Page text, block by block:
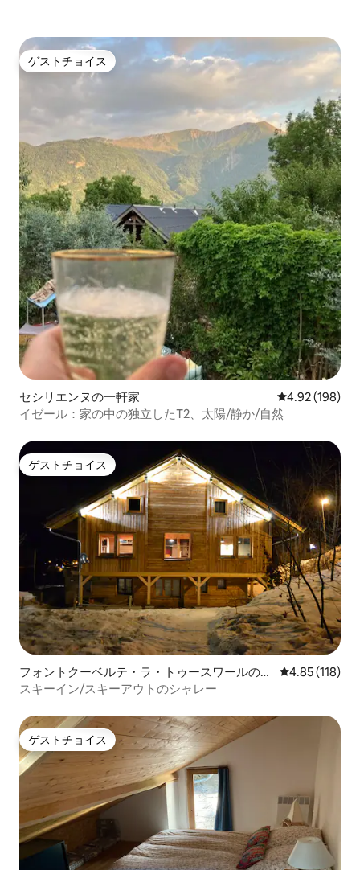
ゲストチョイス
ゲストチョイス
セシリエンヌの一軒家 レビュー198
4.92 (198)
イゼール：家の中の独立したT2、太陽/静か/自然
ゲストチョイス
ゲストチョイス
フォントクーベルテ・ラ・トゥースワールの一
軒家
レビュー118
4.85 (118)
スキーイン/スキーアウトのシャレー
ゲストチョイス
ゲストチョイス